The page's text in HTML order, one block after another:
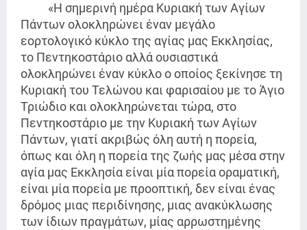
«Η σημερινή ημέρα Κυριακή των Αγίων
Πάντων ολοκληρώνει έναν μεγάλο
εορτολογικό κύκλο της αγίας μας Εκκλησίας,
το Πεντηκοστάριο αλλά ουσιαστικά
ολοκληρώνει έναν κύκλο ο οποίος ξεκίνησε τη
Κυριακή του Τελώνου και φαρισαίου με το Άγιο
Τριώδιο και ολοκληρώνεται τώρα, στο
Πεντηκοστάριο με την Κυριακή των Αγίων
Πάντων, γιατί ακριβώς όλη αυτή η πορεία,
όπως και όλη η πορεία της ζωής μας μέσα στην
αγία μας Εκκλησία είναι μία πορεία οραματική,
είναι μία πορεία με προοπτική, δεν είναι ένας
δρόμος μιας περιδίνησης, μιας ανακύκλωσης
των ίδιων πραγμάτων, μίας αρρωστημένης